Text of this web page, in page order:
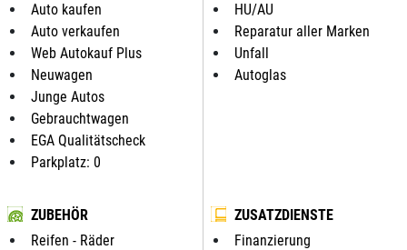
Auto kaufen
Auto verkaufen
Web Autokauf Plus
Neuwagen
Junge Autos
Gebrauchtwagen
EGA Qualitätscheck
Parkplatz: 0
HU/AU
Reparatur aller Marken
Unfall
Autoglas
ZUBEHÖR
Reifen - Räder
ZUSATZDIENSTE
Finanzierung